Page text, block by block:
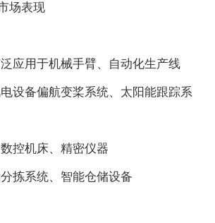
场表现
应用于机械手臂、自动化生产线
设备偏航变桨系统、太阳能跟踪系
控机床、精密仪器
拣系统、智能仓储设备